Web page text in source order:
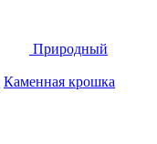
Природный
Каменная крошка